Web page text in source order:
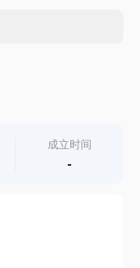
成立时间
-